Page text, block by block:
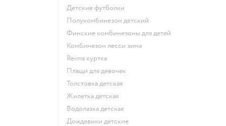
Детские футболки
Полукомбинезон детский
Финские комбинезоны для детей
Комбинезон лесси зима
Reima куртка
Плащи для девочек
Толстовка детская
Жилетка детская
Водолазка детская
Дождевики детские